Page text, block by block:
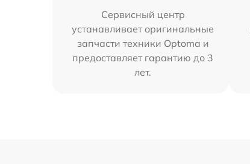
Сервисный центр
устанавливает оригинальные
запчасти техники Optoma и
предоставляет гарантию до 3
лет.